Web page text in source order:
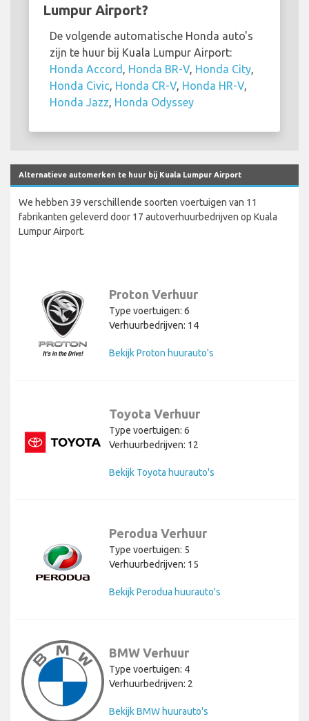
Lumpur Airport?
De volgende automatische Honda auto's
zijn te huur bij Kuala Lumpur Airport:
Honda Accord
Honda BR-V, Honda City
Honda Civic Honda CR-V, Honda HR-V,
Honda Jazz Honda Odyssey
Alternatieve automerken te huur bij Kuala Lumpur Airport
We hebben 39 verschillende soorten voertuigen van 11
fabrikanten geleverd door 17 autoverhuurbedrijven op Kuala
Lumpur Airport.
Proton Verhuur
Type voertuigen: 6
Verhuurbedrijven: 14
Bekijk Proton huurauto's
Toyota Verhuur
Type voertuigen: 6
Verhuurbedrijven: 12
Bekijk Toyota huurauto's
Perodua Verhuur
Type voertuigen: 5
Verhuurbedrijven: 15
Bekijk Perodua huurauto's
BMW Verhuur
Type voertuigen: 4
Verhuurbedrijven: 2
Bekijk BMW huurauto's